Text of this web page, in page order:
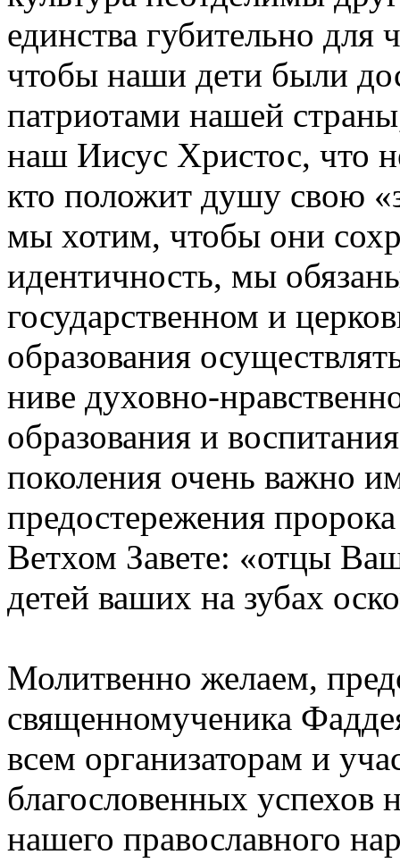
единства губительно
чтобы наши дети были
патриотами нашей
наш Иисус Христос, что
кто положит душу свою
мы хотим, чтобы они
идентичность, мы
государственном и
образования
ниве духовно-
образования и
поколения очень важно
предостережения
Ветхом Завете: «отцы
детей ваших на зубах
Молитвенно желаем,
священномученика
всем организаторам и
благословенных успехов
нашего православного